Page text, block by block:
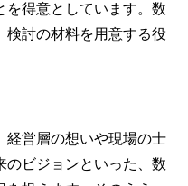
を得意としています。数
検討の材料を用意する役
経営層の想いや現場の士
のビジョンといった、数